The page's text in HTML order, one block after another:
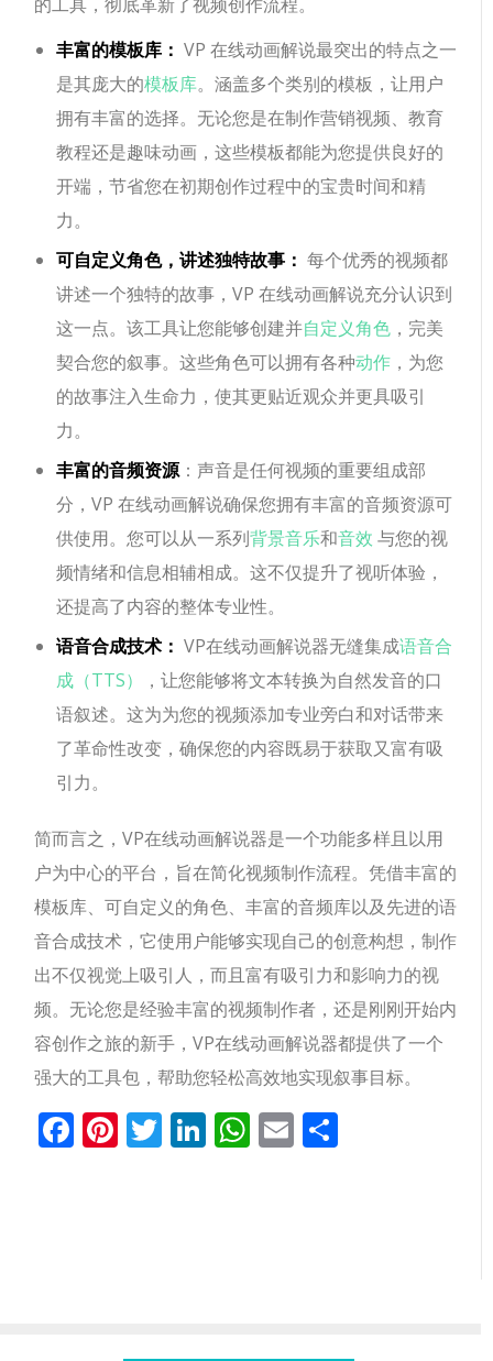
丰富的模板库： VP 在线动画解说最突出的特点之一
是其庞大的模板库。涵盖多个类别的模板，让用户
拥有丰富的选择。无论您是在制作营销视频、教育
教程还是趣味动画，这些模板都能为您提供良好的
开端，节省您在初期创作过程中的宝贵时间和精
力。
可自定义角色，讲述独特故事： 每个优秀的视频都
讲述一个独特的故事，VP 在线动画解说充分认识到
这一点。该工具让您能够创建并自定义角色 ，完美
契合您的叙事。这些角色可以拥有各种动作 ，为您
的故事注入生命力，使其更贴近观众并更具吸引
力。
丰富的音频资源：声音是任何视频的重要组成部
分，VP 在线动画解说确保您拥有丰富的音频资源可
供使用。您可以从一系列背景音乐和音效 与您的视
频情绪和信息相辅相成。这不仅提升了视听体验，
还提高了内容的整体专业性。
语音合成技术： VP在线动画解说器无缝集成语音合
成（TTS）
，让您能够将文本转换为自然发音的口
语叙述。这为为您的视频添加专业旁白和对话带来
了革命性改变，确保您的内容既易于获取又富有吸
引力。
简而言之，VP在线动画解说器是一个功能多样且以用
户为中心的平台，旨在简化视频制作流程。凭借丰富的
模板库、可自定义的角色、丰富的音频库以及先进的语
音合成技术，它使用户能够实现自己的创意构想，制作
出不仅视觉上吸引人，而且富有吸引力和影响力的视
频。无论您是经验丰富的视频制作者，还是刚刚开始内
容创作之旅的新手，VP在线动画解说器都提供了一个
强大的工具包，帮助您轻松高效地实现叙事目标。
Facebook
Pinterest
Twitter
LinkedIn
WhatsApp
Email